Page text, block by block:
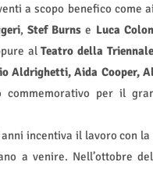
a scopo benefico come ai
,Stef Burns e Luca
alTeatro della Triennale
Aldrighetti, Aida Cooper,
commemorativo per il
incentiva il lavoro con
a venire. Nell’ottobre